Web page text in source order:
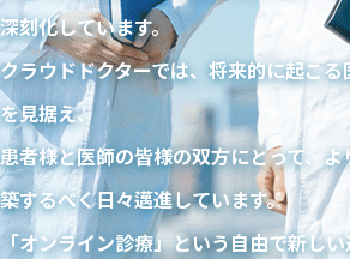
深刻化しています。
クラウドドクターでは、将来的に起こ
を見据え、
患者様と医師の皆様の双方にとって、
築するべく日々邁進しています。
「オンライン診療」という自由で新し